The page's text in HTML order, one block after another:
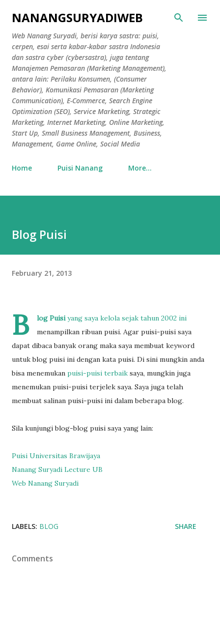
Skip to main content
NANANGSURYADIWEB
Web Nanang Suryadi, berisi karya sastra: puisi,
cerpen, esai serta kabar-kabar sastra Indonesia
dan sastra cyber (cybersastra), juga tentang
Manajemen Pemasaran (Marketing Management),
antara lain: Perilaku Konsumen, (Consumer
Behavior), Komunikasi Pemasaran (Marketing
Communication), E-Commerce, Search Engine
Optimization (SEO), Service Marketing, Strategic
Marketing, Internet Marketing, Online Marketing,
Start Up, Small Business Management, Business,
Management, Game Online, Social Media
Home Puisi Nanang More…
Blog Puisi
February 21, 2013
B log Puisiyang saya kelola sejak tahun 2002 ini
menampilkan ribuan puisi. Agar puisi-puisi saya
dapat dibaca banyak orang maka saya membuat keyword
untuk blog puisi ini dengan kata puisi. Di sini mungkin anda
bisa menemukan puisi-puisi terbaik saya, mungkin juga
menemukan puisi-puisi terjelek saya. Saya juga telah
membuat salinan puisi-puisi ini dalam beberapa blog.
Sila kunjungi blog-blog puisi saya yang lain:
Puisi Universitas Brawijaya
Nanang Suryadi Lecture UB
Web Nanang Suryadi
LABELS: BLOG SHARE
Comments